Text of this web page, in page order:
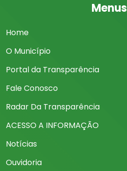
Menus
Home
O Município
Portal da Transparência
Fale Conosco
Radar Da Transparência
ACESSO A INFORMAÇÃO
Notícias
Ouvidoria